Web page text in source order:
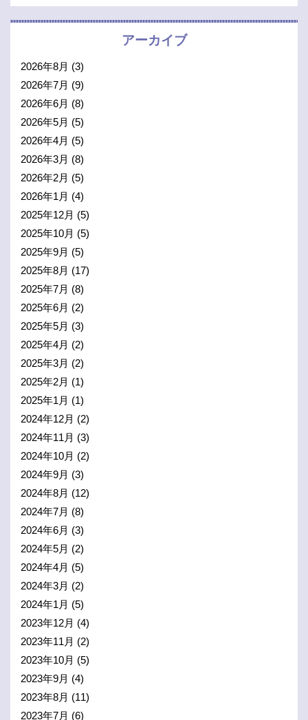
アーカイブ
2026年8月 (3)
2026年7月 (9)
2026年6月 (8)
2026年5月 (5)
2026年4月 (5)
2026年3月 (8)
2026年2月 (5)
2026年1月 (4)
2025年12月 (5)
2025年10月 (5)
2025年9月 (5)
2025年8月 (17)
2025年7月 (8)
2025年6月 (2)
2025年5月 (3)
2025年4月 (2)
2025年3月 (2)
2025年2月 (1)
2025年1月 (1)
2024年12月 (2)
2024年11月 (3)
2024年10月 (2)
2024年9月 (3)
2024年8月 (12)
2024年7月 (8)
2024年6月 (3)
2024年5月 (2)
2024年4月 (5)
2024年3月 (2)
2024年1月 (5)
2023年12月 (4)
2023年11月 (2)
2023年10月 (5)
2023年9月 (4)
2023年8月 (11)
2023年7月 (6)